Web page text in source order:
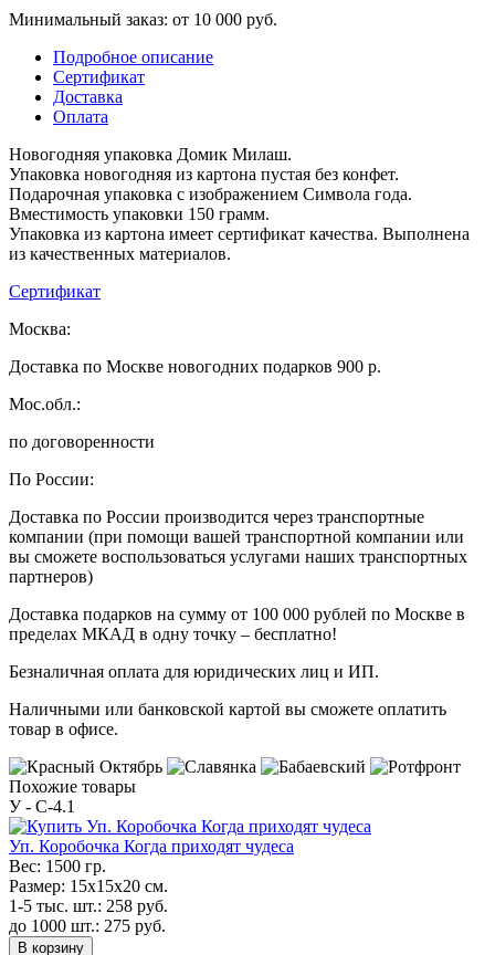
Минимальный заказ: от 10 000 руб.
Подробное описание
Сертификат
Доставка
Оплата
Новогодняя упаковка Домик Милаш.
Упаковка новогодняя из картона пустая без конфет.
Подарочная упаковка с изображением Символа года.
Вместимость упаковки 150 грамм.
Упаковка из картона имеет сертификат качества. Выполнена
из качественных материалов.
Сертификат
Москва:
Доставка по Москве новогодних подарков 900 р.
Мос.обл.:
по договоренности
По России:
Доставка по России производится через транспортные
компании (при помощи вашей транспортной компании или
вы сможете воспользоваться услугами наших транспортных
партнеров)
Доставка подарков на сумму от 100 000 рублей по Москве в
пределах МКАД в одну точку – бесплатно!
Безналичная оплата для юридических лиц и ИП.
Наличными или банковской картой вы сможете оплатить
товар в офисе.
Похожие товары
У - C-4.1
Уп. Коробочка Когда приходят чудеса
Вес: 1500 гр.
Размер: 15х15х20 см.
1-5 тыс. шт.: 258 руб.
до 1000 шт.: 275 руб.
В корзину